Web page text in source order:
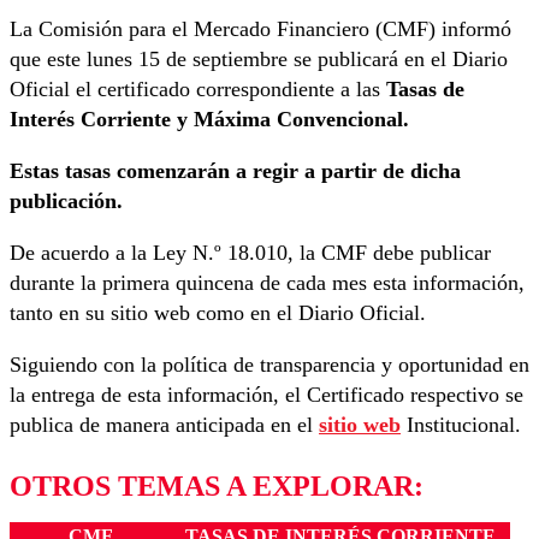
La Comisión para el Mercado Financiero (CMF) informó
que este lunes 15 de septiembre se publicará en el Diario
Oficial el certificado correspondiente a las Tasas de
Interés Corriente y Máxima Convencional.
Estas tasas comenzarán a regir a partir de dicha
publicación.
De acuerdo a la Ley N.º 18.010, la CMF debe publicar
durante la primera quincena de cada mes esta información,
tanto en su sitio web como en el Diario Oficial.
Siguiendo con la política de transparencia y oportunidad en
la entrega de esta información, el Certificado respectivo se
publica de manera anticipada en el sitio web Institucional.
OTROS TEMAS A EXPLORAR: